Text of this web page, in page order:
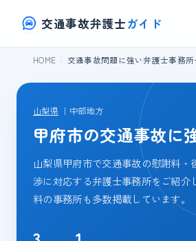
交通事故弁護士ガイド
HOME 交通事故問題に強い弁護士事務所
山梨県｜中部地方
甲府市の交通事故に
山梨県甲府市で交通事故の慰謝料・
渉に対応する弁護士事務所をご紹介
料の事務所も多数掲載しています。